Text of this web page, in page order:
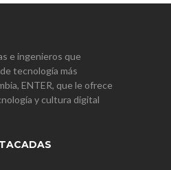
e ingenieros que
tecnología más
ENTER, que le ofrece
y cultura digital